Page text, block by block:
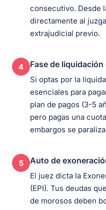
consecutivo. Desde
directamente al
extrajudicial previo.
4 Fase de
Si optas por la
esenciales para
plan de pagos (3-5
pero pagas una
embargos se
5 Auto de
El juez dicta la
(EPI). Tus deudas
de morosos deben